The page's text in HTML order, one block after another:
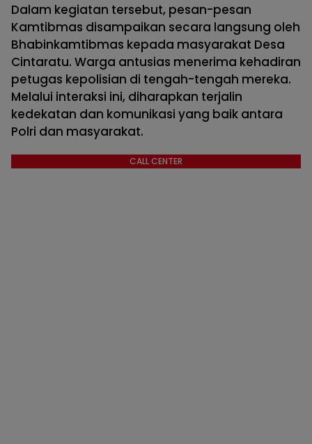
Dalam kegiatan tersebut, pesan-pesan
Kamtibmas disampaikan secara langsung oleh
Bhabinkamtibmas kepada masyarakat Desa
Cintaratu. Warga antusias menerima kehadiran
petugas kepolisian di tengah-tengah mereka.
Melalui interaksi ini, diharapkan terjalin
kedekatan dan komunikasi yang baik antara
Polri dan masyarakat.
CALL CENTER